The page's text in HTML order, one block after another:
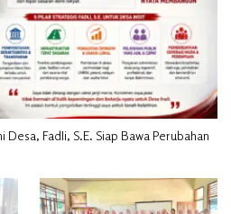
Desa, Fadli, S.E. Siap Bawa Perubahan